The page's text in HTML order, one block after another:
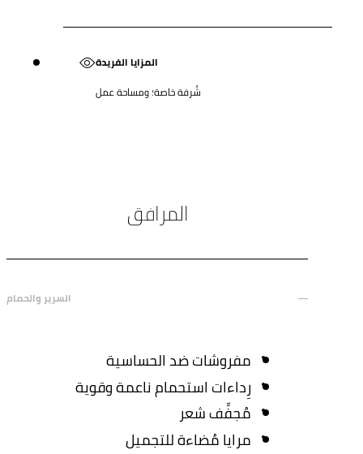
المزايا الفريدة
شُرفة خاصة؛ ومساحة عمل
المرافق
السرير والحمام
مفروشات ضد الحساسية
رِداءات استحمام ناعمة وقوية
مُجفِّف شعر
مرايا مُضاءة للتجميل